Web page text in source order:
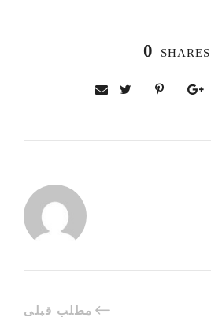
0 SHARES
مطلب قبلی